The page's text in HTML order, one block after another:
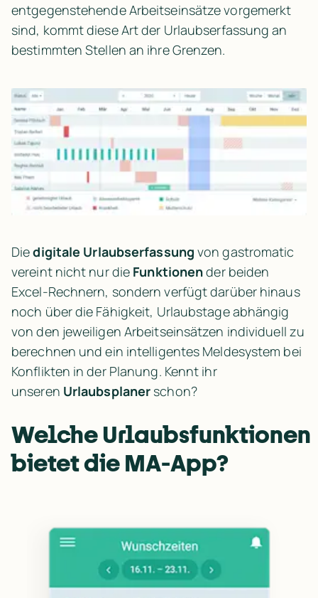
entgegenstehende Arbeitseinsätze vorgemerkt
sind, kommt diese Art der Urlaubserfassung an
bestimmten Stellen an ihre Grenzen.
Die digitale Urlaubserfassung von gastromatic
vereint nicht nur die Funktionen der beiden
Excel-Rechnern, sondern verfügt darüber hinaus
noch über die Fähigkeit, Urlaubstage abhängig
von den jeweiligen Arbeitseinsätzen individuell zu
berechnen und ein intelligentes Meldesystem bei
Konflikten in der Planung. Kennt ihr
unseren Urlaubsplaner schon?
Welche Urlaubsfunktionen
bietet die MA-App?